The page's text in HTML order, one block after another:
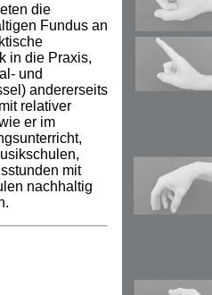
die
Fundus an
in die Praxis,
und
andererseits
relativer
er im
mit
nachhaltig